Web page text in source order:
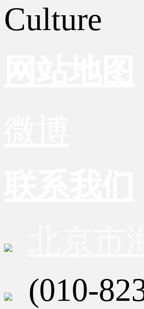
Culture
(010-